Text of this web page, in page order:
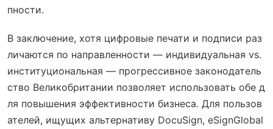
пности.
В заключение, хотя цифровые печати и подписи раз
личаются по направленности — индивидуальная vs.
институциональная — прогрессивное законодатель
ство Великобритании позволяет использовать обе д
ля повышения эффективности бизнеса. Для пользов
ателей, ищущих альтернативу DocuSign, eSignGlobal